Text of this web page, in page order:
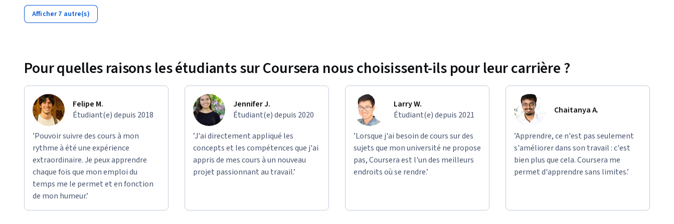
Afficher 7 autre(s)
Pour quelles raisons les étudiants sur Coursera nous choisissent-ils pour leur carrière ?
Felipe M.
Étudiant(e) depuis 2018
’Pouvoir suivre des cours à mon
rythme à été une expérience
extraordinaire. Je peux apprendre
chaque fois que mon emploi du
temps me le permet et en fonction
de mon humeur.’
Jennifer J.
Étudiant(e) depuis 2020
’J'ai directement appliqué les
concepts et les compétences que j'ai
appris de mes cours à un nouveau
projet passionnant au travail.’
Larry W.
Étudiant(e) depuis 2021
’Lorsque j'ai besoin de cours sur des
sujets que mon université ne propose
pas, Coursera est l'un des meilleurs
endroits où se rendre.’
Chaitanya A.
’Apprendre, ce n'est pas seulement
s'améliorer dans son travail : c'est
bien plus que cela. Coursera me
permet d'apprendre sans limites.’